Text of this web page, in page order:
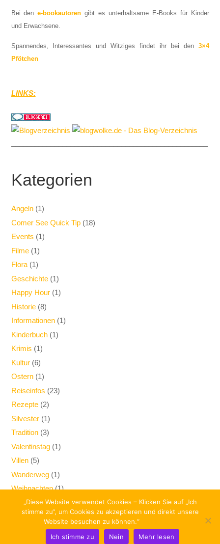
Bei den e-bookautorengibt es unterhaltsame E-Books für Kinder
und Erwachsene.
Spannendes, Interessantes und Witziges findet ihr bei den3×4
Pfötchen
LINKS:
Kategorien
Angeln(1)
Comer See Quick Tip(18)
Events (1)
Filme(1)
Flora(1)
Geschichte(1)
Happy Hour(1)
Historie(8)
Informationen(1)
Kinderbuch(1)
Krimis (1)
Kultur(6)
Ostern(1)
Reiseinfos (23)
Rezepte(2)
Silvester(1)
Tradition(3)
Valentinstag(1)
Villen(5)
Wanderweg(1)
Weihnachten(1)
© 2012-2025 Copyright Comer See Special –
Impressum+Datenschutz
„Diese Website verwendet Cookies – Klicken Sie auf „Ich
stimme zu“, um Cookies zu akzeptieren und direkt unsere
Website besuchen zu können.“
Ich stimme zu
Nein Mehr lesen